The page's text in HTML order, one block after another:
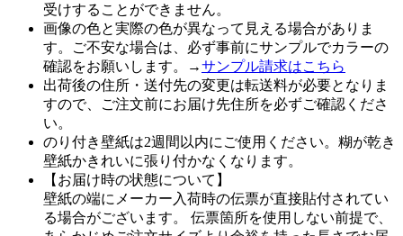
受けすることができません。
画像の色と実際の色が異なって見える場合がありま
す。ご不安な場合は、必ず事前にサンプルでカラーの
確認をお願いします。→サンプル請求はこちら
出荷後の住所・送付先の変更は転送料が必要となりま
すので、ご注文前にお届け先住所を必ずご確認くださ
い。
のり付き壁紙は2週間以内にご使用ください。糊が乾き
壁紙かきれいに張り付かなくなります。
【お届け時の状態について】
壁紙の端にメーカー入荷時の伝票が直接貼付されてい
る場合がございます。 伝票箇所を使用しない前提で、